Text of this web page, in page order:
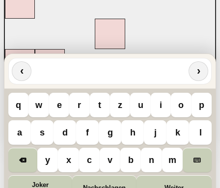
‹ ›
q w e r t z u i o p
a s d f g h j k l
y x c v b n m
Joker